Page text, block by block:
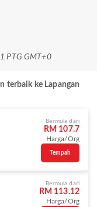
PTG GMT+0
terbaik ke Lapangan
Bermula dari
RM 107.7
Harga/Org
Tempah
Bermula dari
RM 113.12
Harga/Org